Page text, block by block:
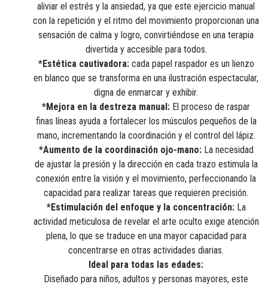
aliviar el estrés y la ansiedad, ya que este ejercicio manual
con la repetición y el ritmo del movimiento proporcionan una
sensación de calma y logro, convirtiéndose en una terapia
divertida y accesible para todos.
*Estética cautivadora: cada papel raspador es un lienzo
en blanco que se transforma en una ilustración espectacular,
digna de enmarcar y exhibir.
*Mejora en la destreza manual: El proceso de raspar
finas líneas ayuda a fortalecer los músculos pequeños de la
mano, incrementando la coordinación y el control del lápiz.
*Aumento de la coordinación ojo-mano:La necesidad
de ajustar la presión y la dirección en cada trazo estimula la
conexión entre la visión y el movimiento, perfeccionando la
capacidad para realizar tareas que requieren precisión.
*Estimulación del enfoque y la concentración:La
actividad meticulosa de revelar el arte oculto exige atención
plena, lo que se traduce en una mayor capacidad para
concentrarse en otras actividades diarias.
Ideal para todas las edades:
Diseñado para niños, adultos y personas mayores, este